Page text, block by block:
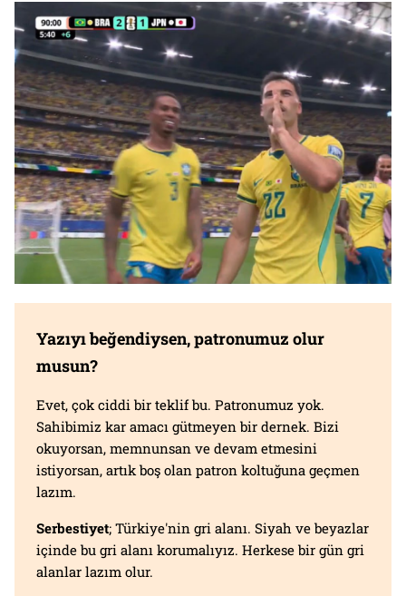
Yazıyı beğendiysen, patronumuz olur
musun?
Evet, çok ciddi bir teklif bu. Patronumuz yok.
Sahibimiz kar amacı gütmeyen bir dernek. Bizi
okuyorsan, memnunsan ve devam etmesini
istiyorsan, artık boş olan patron koltuğuna geçmen
lazım.
Serbestiyet; Türkiye'nin gri alanı. Siyah ve beyazlar
içinde bu gri alanı korumalıyız. Herkese bir gün gri
alanlar lazım olur.